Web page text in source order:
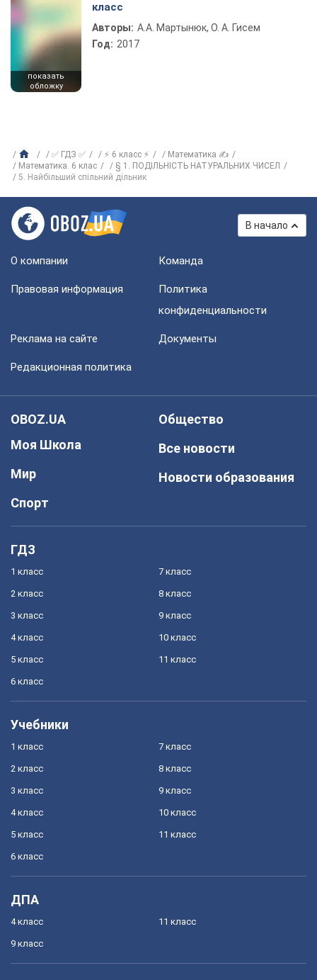
показать
обложку
класс
Авторы: А.А. Мартынюк, О. А. Гисем
Год: 2017
✅ ГДЗ ✅ ⚡ 6 класс ⚡
Математика ✍
Математика. 6 клас
§ 1. ПОДІЛЬНІСТЬ НАТУРАЛЬНИХ ЧИСЕЛ
5. Найбільший спільний дільник
В начало
О компании Команда
Правовая информация
Политика
конфиденциальности
Реклама на сайте Документы
Редакционная политика
OBOZ.UA
Моя Школа
Мир
Спорт
Общество
Все новости
Новости образования
ГДЗ
1 класс
2 класс
3 класс
4 класс
5 класс
6 класс
7 класс
8 класс
9 класс
10 класс
11 класс
Учебники
1 класс
2 класс
3 класс
4 класс
5 класс
6 класс
7 класс
8 класс
9 класс
10 класс
11 класс
ДПА
4 класс
9 класс
11 класс